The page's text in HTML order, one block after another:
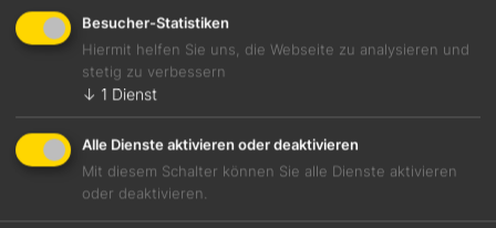
Destillerie Ralf Hauer
Bad Dürkheim, Deutschland
Jetzt geschlossen
Besucher-Statistiken
Hiermit helfen Sie uns, die Webseite zu analysieren und
stetig zu verbessern
↓ 1 Dienst
Alle Dienste aktivieren oder deaktivieren
Mit diesem Schalter können Sie alle Dienste aktivieren
oder deaktivieren.